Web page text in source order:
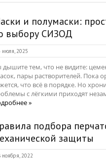
и полумаски:
выбору СИЗОД
июля, 2025
дышите тем, что не видите:
пары растворителей. Пока
что всё в порядке. Но
с лёгкими приходят
»
подбора
защиты
ноября, 2022